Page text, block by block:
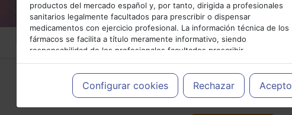
Cancelar
productos del mercado español y, por tanto, dirigida a profesionales
sanitarios legalmente facultados para prescribir o dispensar
medicamentos con ejercicio profesional. La información técnica de los
fármacos se facilita a título meramente informativo, siendo
responsabilidad de los profesionales facultados prescribir
medicamentos y decidir, en cada caso concreto, el tratamiento más
adecuado a las necesidades del paciente.
Configurar cookies Rechazar Acepto
PUBLICIDAD